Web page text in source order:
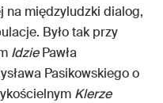
na międzyludzki dialog,
Było tak przy
IdziePawła
Pasikowskiego o
Klerze